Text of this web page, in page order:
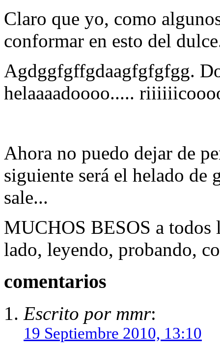
Claro que yo, como
conformar en esto del
Agdggfgffgdaagfgfgfgg.
helaaaadoooo.....
Ahora no puedo dejar de
siguiente será el helado de
sale...
MUCHOS BESOS a todos
lado, leyendo, probando,
comentarios
Escrito por mmr:
19 Septiembre 2010, 13:10